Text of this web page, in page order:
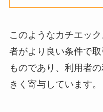
このようなカチエッ
者がより良い条件で
ものであり、利用者
きく寄与しています。